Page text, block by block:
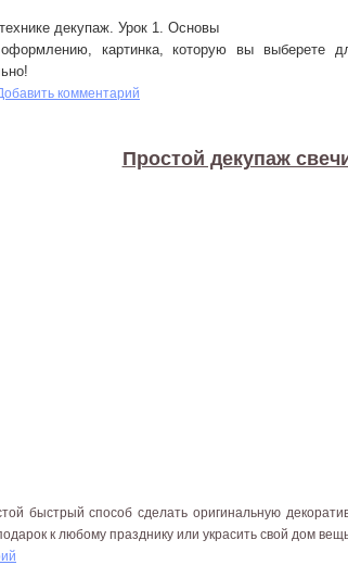
декупаж. Урок 1. Основы
картинка, которую вы выберете
комментарий
Простой декупаж
быстрый способ сделать оригинальную
к любому празднику или украсить свой дом